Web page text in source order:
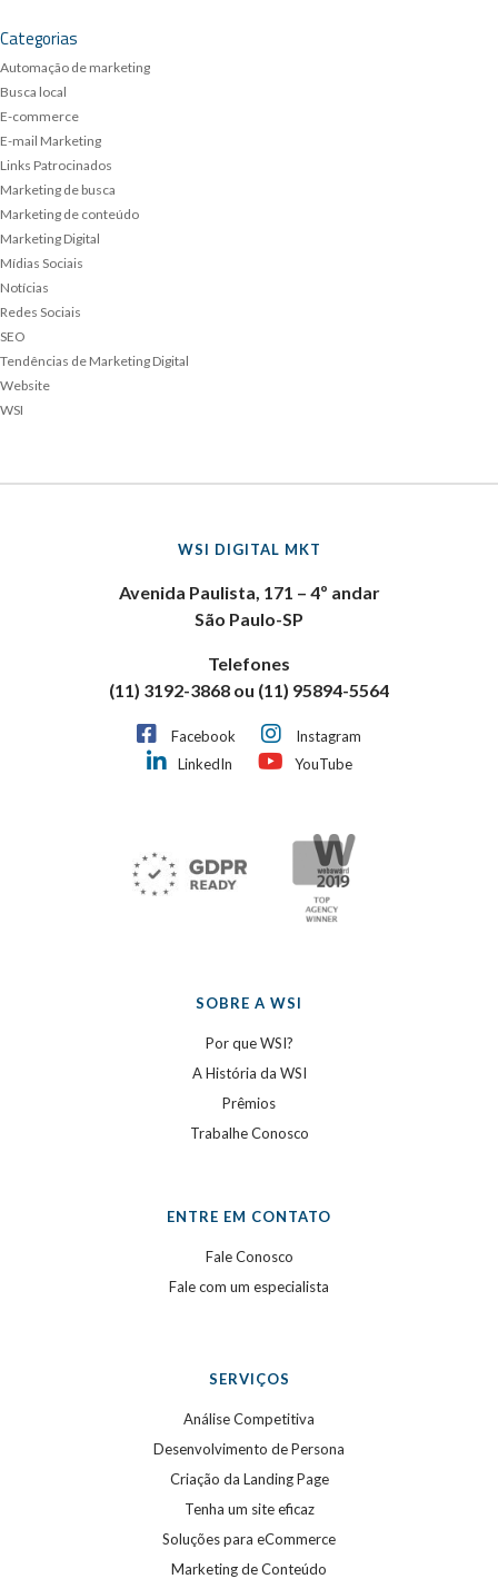
Categorias
Automação de marketing
Busca local
E-commerce
E-mail Marketing
Links Patrocinados
Marketing de busca
Marketing de conteúdo
Marketing Digital
Mídias Sociais
Notícias
Redes Sociais
SEO
Tendências de Marketing Digital
Website
WSI
WSI DIGITAL MKT
Avenida Paulista, 171 – 4º andar
São Paulo-SP
Telefones
(11) 3192-3868 ou (11) 95894-5564
Facebook
Instagram
LinkedIn
YouTube
SOBRE A WSI
Por que WSI?
A História da WSI
Prêmios
Trabalhe Conosco
ENTRE EM CONTATO
Fale Conosco
Fale com um especialista
SERVIÇOS
Análise Competitiva
Desenvolvimento de Persona
Criação da Landing Page
Tenha um site eficaz
Soluções para eCommerce
Marketing de Conteúdo